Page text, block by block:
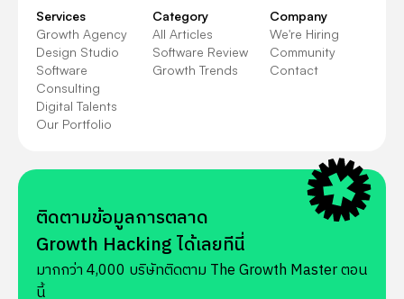
Services
Growth Agency
Design Studio
Software
Consulting
Digital Talents
Our Portfolio
Category
All Articles
Software Review
Growth Trends
Company
We're Hiring
Community
Contact
ติดตามข้อมูลการตลาด
Growth Hacking ได้เลยทีนี่
มากกว่า 4,000 บริษัทติดตาม The Growth Master ตอน
นี้